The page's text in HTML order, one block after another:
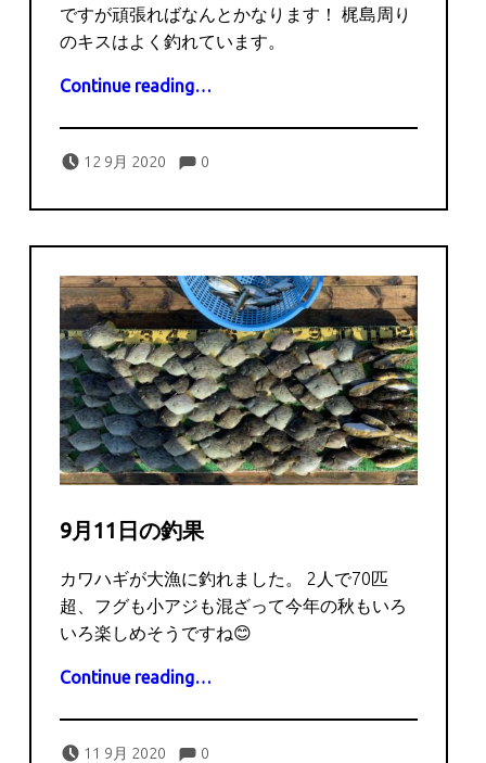
ですが頑張ればなんとかなります！ 梶島周り
のキスはよく釣れています。
Continue reading“9月12日の釣果”
…
12 9月 2020
captains Comments:0
9月11日の釣果
カワハギが大漁に釣れました。 2人で70匹
超、フグも小アジも混ざって今年の秋もいろ
いろ楽しめそうですね😊
Continue reading“9月11日の釣果”
…
11 9月 2020
captains Comments:0